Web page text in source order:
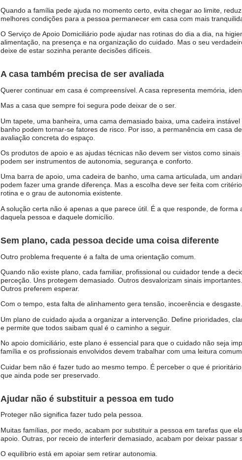
Quando a família pede ajuda no momento certo, evita chegar ao limite,
melhores condições para a pessoa permanecer em casa com mais
O Serviço de Apoio Domiciliário pode ajudar nas rotinas do dia a dia, na
alimentação, na presença e na organização do cuidado. Mas o seu
deixe de estar sozinha perante decisões difíceis.
A casa também precisa de ser avaliada
Querer continuar em casa é compreensível. A casa representa memória,
Mas a casa que sempre foi segura pode deixar de o ser.
Um tapete, uma banheira, uma cama demasiado baixa, uma cadeira
banho podem tornar-se fatores de risco. Por isso, a permanência em casa
avaliação concreta do espaço.
Os produtos de apoio e as ajudas técnicas não devem ser vistos como
podem ser instrumentos de autonomia, segurança e conforto.
Uma barra de apoio, uma cadeira de banho, uma cama articulada, um
podem fazer uma grande diferença. Mas a escolha deve ser feita com
rotina e o grau de autonomia existente.
A solução certa não é apenas a que parece útil. É a que responde, de forma
daquela pessoa e daquele domicílio.
Sem plano, cada pessoa decide uma coisa diferente
Outro problema frequente é a falta de uma orientação comum.
Quando não existe plano, cada familiar, profissional ou cuidador tende a
perceção. Uns protegem demasiado. Outros desvalorizam sinais
Outros preferem esperar.
Com o tempo, esta falta de alinhamento gera tensão, incoerência e desgaste.
Um plano de cuidado ajuda a organizar a intervenção. Define prioridades,
e permite que todos saibam qual é o caminho a seguir.
No apoio domiciliário, este plano é essencial para que o cuidado não seja
família e os profissionais envolvidos devem trabalhar com uma leitura
Cuidar bem não é fazer tudo ao mesmo tempo. É perceber o que é
que ainda pode ser preservado.
Ajudar não é substituir a pessoa em tudo
Proteger não significa fazer tudo pela pessoa.
Muitas famílias, por medo, acabam por substituir a pessoa em tarefas que
apoio. Outras, por receio de interferir demasiado, acabam por deixar passar
O equilíbrio está em apoiar sem retirar autonomia.